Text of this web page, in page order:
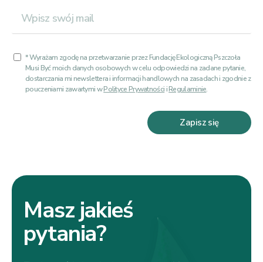
* Wyrażam zgodę na przetwarzanie przez Fundację Ekologiczną Pszczoła
Musi Być moich danych osobowych w celu odpowiedzi na zadane pytanie,
dostarczania mi newslettera i informacji handlowych na zasadach i zgodnie z
pouczeniami zawartymi wPolityce PrywatnościiRegulaminie.
Zapisz się
Masz jakieś
pytania?